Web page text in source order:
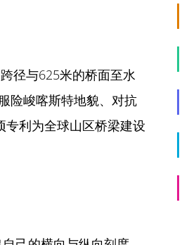
径与625米的桥面至水
险峻喀斯特地貌、对抗
利为全球山区桥梁建设